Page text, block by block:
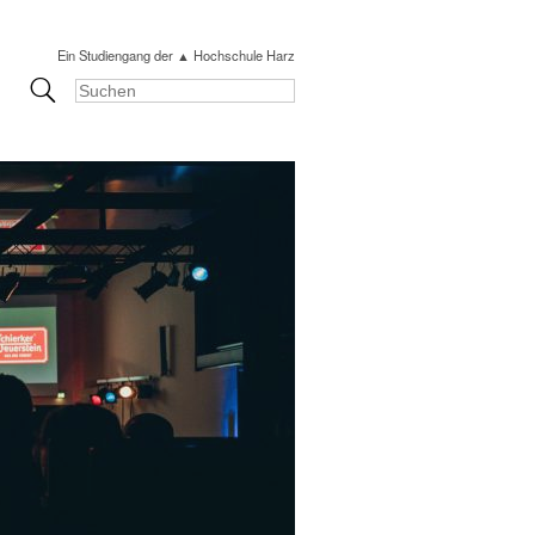
Ein Studiengang der ▲ Hochschule Harz